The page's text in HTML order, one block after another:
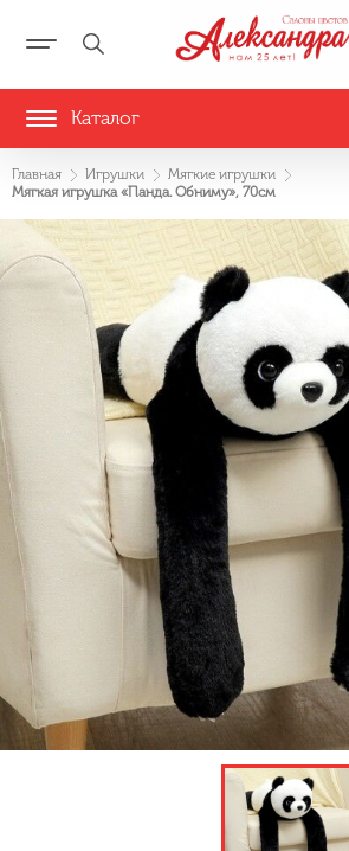
Каталог
Главная Игрушки
Мягкие игрушки
Мягкая игрушка «Панда. Обниму», 70см